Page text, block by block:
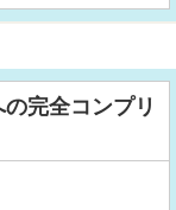
完全コンプリ